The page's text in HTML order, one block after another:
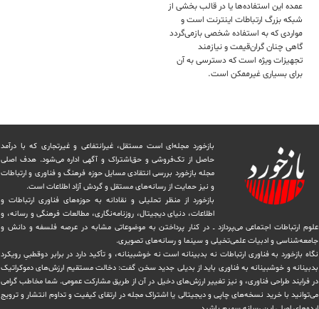
عمده این استفاده‌ها یا در قالب بخشی از
شبکه بزرگ ارتباطات اینترنت است و
مواردی که به استفاده شخصی بازمی‌گردد
گاهی چنان گران‌قیمت و نیازمند
تجهیزات ویژه است که دسترسی به آن
برای بسیاری غیرممکن است.
بازخورد مجله‌ای است مستقل، غیرانتفاعی و غیرتجاری که با درآمد
حاصل از تک‌فروشی و حق‌اشتراک و آگهی اداره می‌شود. ‏هدف اصلی
مجله بازخورد بررسی انتقادی مسایل حوزه فرهنگ و فناوری و ارتباطات
و نیز حمایت از رسانه‌های مستقل و‌ گردش ‏آزاد اطلاعات است.
بازخورد از منظر تحلیلی و نقادانه به حوزه‌های فناوری ارتباطات و
اطلاعات، دنیای دیجیتال، روزنامه‌نگاری، ‏مطالعات فرهنگی و رسانه، و
علوم ارتباطات اجتماعی می‌پردازد ــ در کنار پرداختن به موضوعاتی مشابه در عرصه فلسفه و دانش و
‏جامعه‌شناسی و ادبیات علمی‌تخیلی و سینما و رسانه‌های تصویری.
نگاه بازخورد به فناوری ارتباطات نه بدبینانه است نه خوشبینانه، و تأکید دارد ‏در برابر دوقطبیِ رویکرد
بدبینانه و خوشبینانه به فناوری باید از بدیلی جدید سخن گفت: دخالت مستقیم ارزش‌های دموکراتیک
در ‏فرایند طراحی فناوری، و نیز تغییر ارزش‌های دخيل در آن از طریق مشاركت عمومی. شما مخاطب گرامی
می‌توانید با خرید نسخه‌های چاپی و دیجیتالی یا ‏اشتراک مجله در ارتقای کیفیت و تداوم انتشار و ترویج